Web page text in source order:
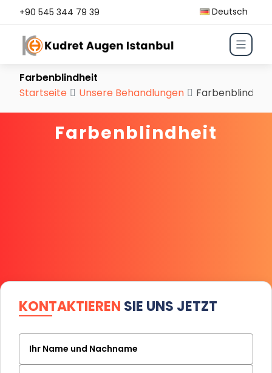
+90 545 344 79 39 Deutsch
Farbenblindheit
Startseite
Unsere Behandlungen Farbenblindheit
Farbenblindheit
KONTAKTIEREN SIE UNS JETZT
Ihr Name und Nachname